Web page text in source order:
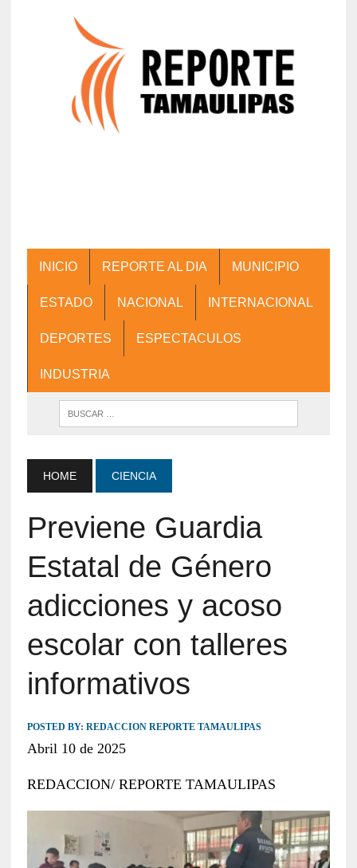
INICIO REPORTE AL DIA MUNICIPIO
ESTADO NACIONAL INTERNACIONAL
DEPORTES ESPECTACULOS
INDUSTRIA
HOME CIENCIA
Previene Guardia
Estatal de Género
adicciones y acoso
escolar con talleres
informativos
POSTED BY: REDACCION REPORTE TAMAULIPAS
Abril 10 de 2025
REDACCION/ REPORTE TAMAULIPAS